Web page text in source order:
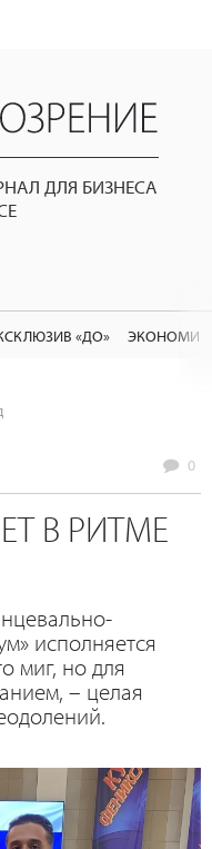
ДЛЯ БИЗНЕСА
«ДО»
0
В РИТМЕ
исполняется
миг, но для
– целая